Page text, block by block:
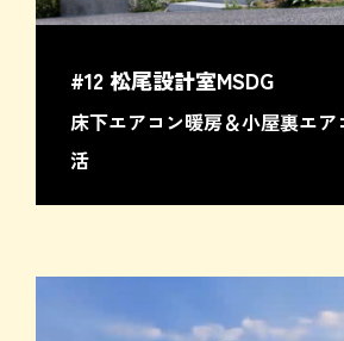
#12 松尾設計室MSDG
床下エアコン暖房＆小屋裏エ
活